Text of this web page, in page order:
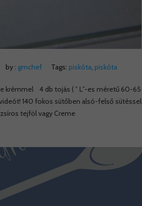
by : gmchef Tags: piskóta, piskóta
krémmel 4 db tojás ( ” L”-es méretű 60-65
140 fokos sütőben alsó-felső sütéssel
tejföl vagy Creme